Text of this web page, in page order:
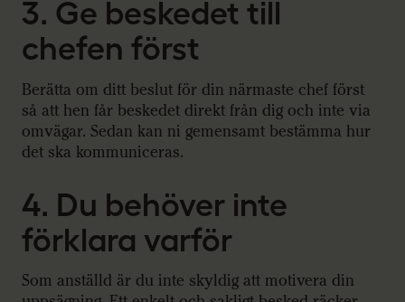
3. Ge beskedet till
chefen först
Berätta om ditt beslut för din närmaste chef först
så att hen får beskedet direkt från dig och inte via
omvägar. Sedan kan ni gemensamt bestämma hur
det ska kommuniceras.
4. Du behöver inte
förklara varför
Som anställd är du inte skyldig att motivera din